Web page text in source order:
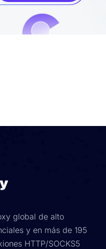
global de alto
y en más de 195
HTTP/SOCKS5